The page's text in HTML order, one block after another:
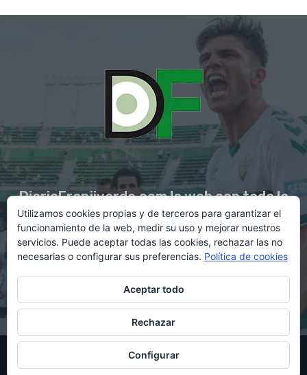
DiarioFranjiverde.com la web con toda la
información del Elche C.F.
Contacto en:diario@franjiverde.com
© Copyright 2021 - Gestión y diseño por Rubén Maestre
Política de cookies Política de privacidad
Utilizamos cookies propias y de terceros para garantizar el
funcionamiento de la web, medir su uso y mejorar nuestros
servicios. Puede aceptar todas las cookies, rechazar las no
necesarias o configurar sus preferencias. Política de cookies
Aceptar todo
Rechazar
Configurar